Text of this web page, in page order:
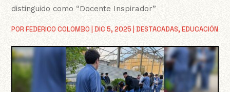
PORFEDERICO COLOMBO |DIC 5, 2025 |DESTACADAS,EDUCACIÓN
distinguido como “Docente Inspirador”